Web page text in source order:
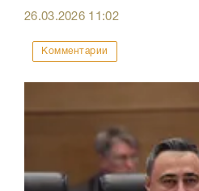
26.03.2026 11:02
Комментарии